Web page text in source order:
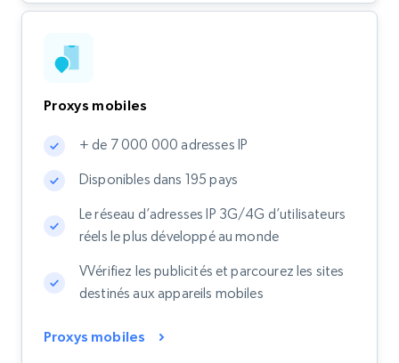
Proxys mobiles
+ de 7 000 000 adresses IP
Disponibles dans 195 pays
Le réseau d’adresses IP 3G/4G d’utilisateurs
réels le plus développé au monde
VVérifiez les publicités et parcourez les sites
destinés aux appareils mobiles
Proxys mobiles